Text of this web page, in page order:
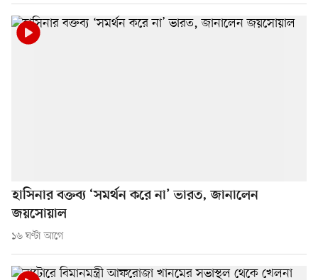
হাসিনার বক্তব্য ‘সমর্থন করে না’ ভারত, জানালেন
জয়সোয়াল
১৬ ঘণ্টা আগে